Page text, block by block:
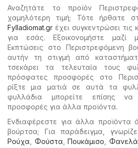
Αναζητάτε το προϊόν
χαμηλότερη τιμή; Τότε ήρθατε
Fylladiomat.gr έχει συγκεντρώσει
για εσάς. Εξοικονομήστε μαζί
Εκπτώσεις στο Περιστρεφόμενη
αυτήν τη στιγμή από
τσεκάρει τα τελευταία τους
πρόσφατες προσφορές στο
ρίξτε μια ματιά σε αυτά τα
φυλλάδια μπορείτε επίσης να
προσφορές για άλλα προϊόντα.
Ενδιαφέρεστε για άλλα προϊόντα
βούρτσα; Για παράδειγμα,
Ρούχα
Φούστα ,Πουκάμισο ,